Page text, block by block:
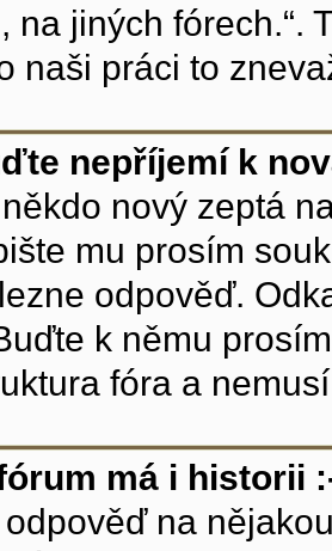
na jiných fórech.“.
naši práci to
nepříjemí k
nový zeptá
mu prosím
odpověď.
k němu
fóra a
má i historii
na